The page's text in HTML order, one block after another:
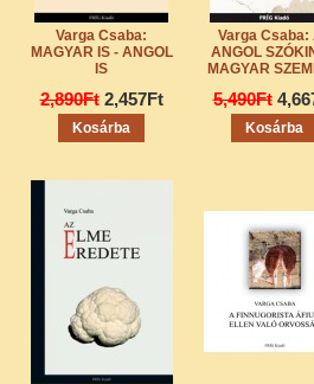
Varga Csaba:
MAGYAR IS - ANGOL
IS
2,890Ft 2,457Ft
Varga Csaba:
ANGOL
MAGYAR
5,490Ft